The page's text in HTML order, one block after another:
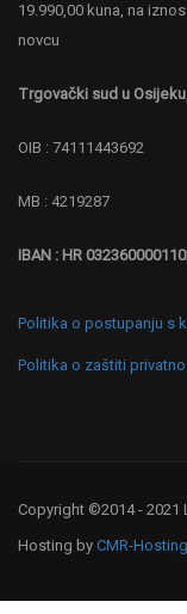
19.990,00 kuna, na
novcu
Trgovački sud u Osijeku
OIB : 74111443692
MB : 4219287
IBAN : HR
Politika o postupanju s
Politika o zaštiti
Copyright ©2014 - 2021
Hosting by CMR-Hosting